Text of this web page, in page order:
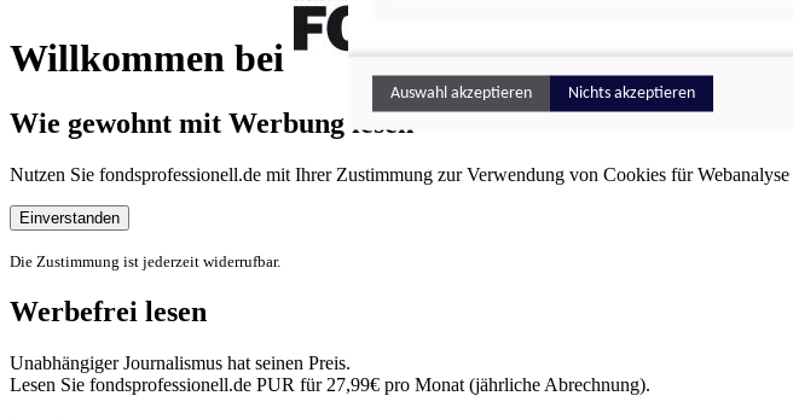
Willkommen bei
FONDS professionell
Wie gewohnt mit Werbung lesen
Nutzen Sie fondsprofessionell.de mit Ihrer Zustimmung zur Verwendung von Cookies für Webanalyse
Einverstanden
Die Zustimmung ist jederzeit widerrufbar.
Werbefrei lesen
Unabhängiger Journalismus hat seinen Preis.
Lesen Sie fondsprofessionell.de PUR für 27,99€ pro Monat (jährliche Abrechnung).
Auswahl akzeptieren Nichts akzeptieren